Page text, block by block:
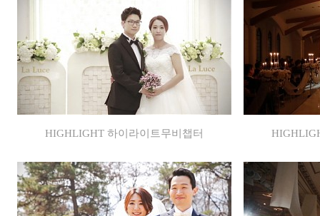
HIGHLIGHT 하이라이트무비챕터